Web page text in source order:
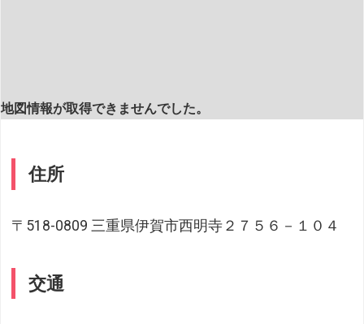
地図情報が取得できませんでした。
住所
〒518-0809 三重県伊賀市西明寺２７５６－１０４
交通